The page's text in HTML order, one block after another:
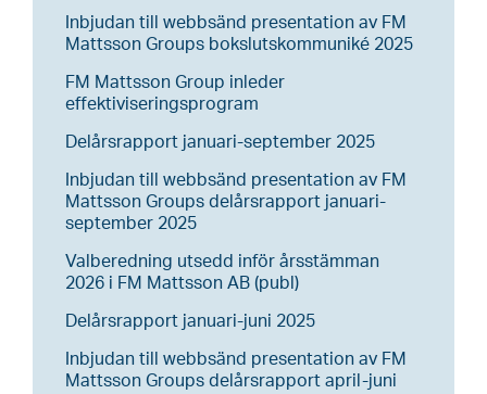
Inbjudan till webbsänd presentation av FM
Mattsson Groups bokslutskommuniké 2025
FM Mattsson Group inleder
effektiviseringsprogram
Delårsrapport januari-september 2025
Inbjudan till webbsänd presentation av FM
Mattsson Groups delårsrapport januari-
september 2025
Valberedning utsedd inför årsstämman
2026 i FM Mattsson AB (publ)
Delårsrapport januari-juni 2025
Inbjudan till webbsänd presentation av FM
Mattsson Groups delårsrapport april-juni